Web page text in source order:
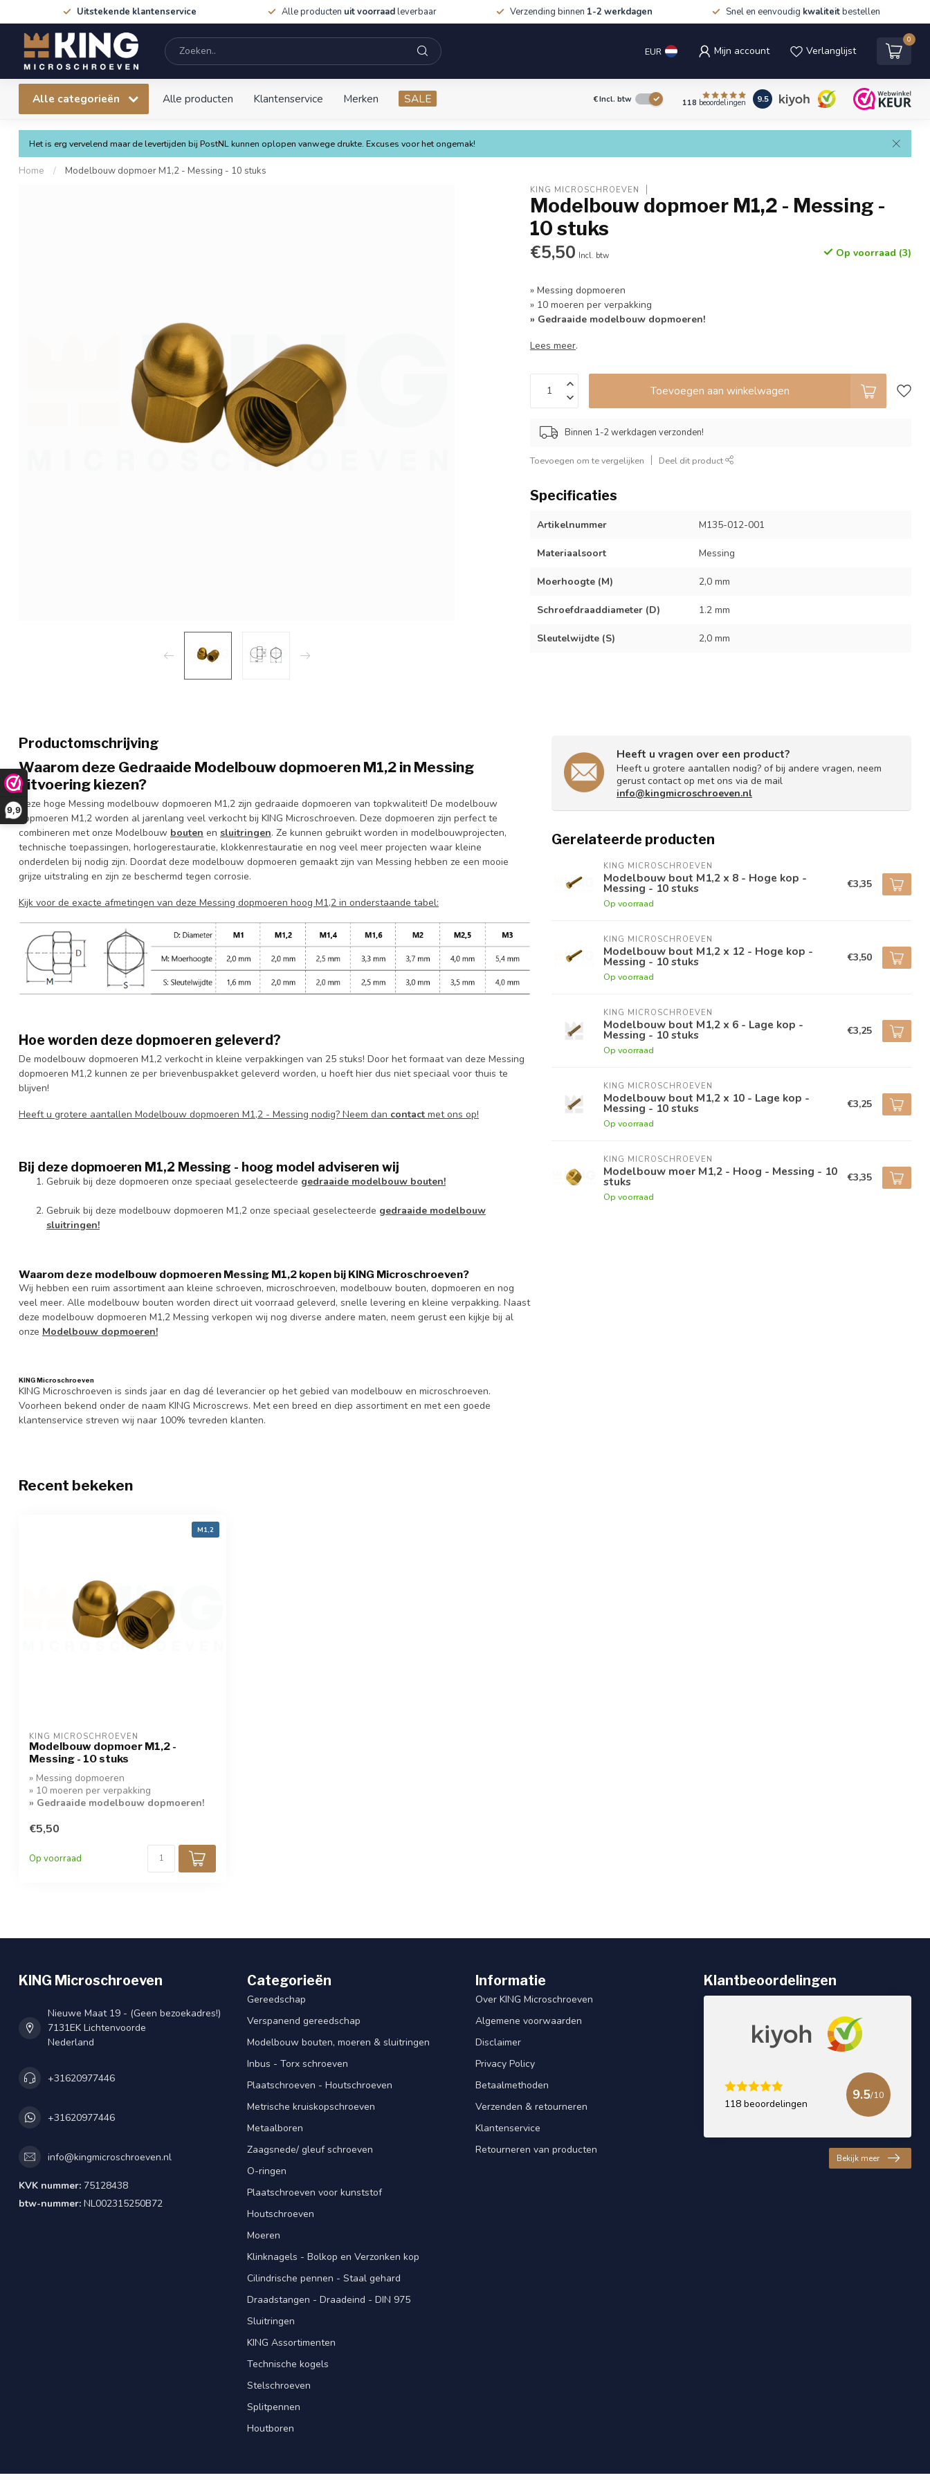
9,9
Uitstekende klantenservice Alle producten uit voorraadleverbaar Verzending binnen 1-2 werkdagen Snel en eenvoudig kwaliteitbestellen
EUR Mijn account Verlanglijst
0
Alle categorieën Alle producten Klantenservice Merken SALE €Incl. btw 118 beoordelingen 9.5
Het is erg vervelend maar de levertijden bij PostNL kunnen oplopen vanwege drukte. Excuses voor het ongemak!
Home / Modelbouw dopmoer M1,2 - Messing - 10 stuks
KING MICROSCHROEVEN
Modelbouw dopmoer M1,2 - Messing -
10 stuks
€5,50 Incl. btw Op voorraad (3)
» Messing dopmoeren
» 10 moeren per verpakking
» Gedraaide modelbouw dopmoeren!
Lees meer.
Toevoegen aan winkelwagen
Binnen 1-2 werkdagen verzonden!
Toevoegen om te vergelijken Deel dit product
Specificaties
Artikelnummer M135-012-001
Materiaalsoort Messing
Moerhoogte (M) 2,0 mm
Schroefdraaddiameter (D) 1.2 mm
Sleutelwijdte (S) 2,0 mm
Productomschrijving
Waarom deze Gedraaide Modelbouw dopmoeren M1,2 in Messing
uitvoering kiezen?
Deze hoge Messing modelbouw dopmoeren M1,2 zijn gedraaide dopmoeren van topkwaliteit! De modelbouw
dopmoeren M1,2 worden al jarenlang veel verkocht bij KING Microschroeven. Deze dopmoeren zijn perfect te
combineren met onze Modelbouw bouten en sluitringen. Ze kunnen gebruikt worden in modelbouwprojecten,
technische toepassingen, horlogerestauratie, klokkenrestauratie en nog veel meer projecten waar kleine
onderdelen bij nodig zijn. Doordat deze modelbouw dopmoeren gemaakt zijn van Messing hebben ze een mooie
grijze uitstraling en zijn ze beschermd tegen corrosie.
Kijk voor de exacte afmetingen van deze Messing dopmoeren hoog M1,2 in onderstaande tabel:
Hoe worden deze dopmoeren geleverd?
De modelbouw dopmoeren M1,2 verkocht in kleine verpakkingen van 25 stuks! Door het formaat van deze Messing
dopmoeren M1,2 kunnen ze per brievenbuspakket geleverd worden, u hoeft hier dus niet speciaal voor thuis te
blijven!
Heeft u grotere aantallen Modelbouw dopmoeren M1,2 - Messing nodig? Neem dan contact met ons op!
Bij deze dopmoeren M1,2 Messing - hoog model adviseren wij
Gebruik bij deze dopmoeren onze speciaal geselecteerde gedraaide modelbouw bouten!
Gebruik bij deze modelbouw dopmoeren M1,2 onze speciaal geselecteerde gedraaide modelbouw
sluitringen!
Waarom deze modelbouw dopmoeren Messing M1,2 kopen bij KING Microschroeven?
Wij hebben een ruim assortiment aan kleine schroeven, microschroeven, modelbouw bouten, dopmoeren en nog
veel meer. Alle modelbouw bouten worden direct uit voorraad geleverd, snelle levering en kleine verpakking. Naast
deze modelbouw dopmoeren M1,2 Messing verkopen wij nog diverse andere maten, neem gerust een kijkje bij al
onze Modelbouw dopmoeren!
KING Microschroeven
KING Microschroeven is sinds jaar en dag dé leverancier op het gebied van modelbouw en microschroeven.
Voorheen bekend onder de naam KING Microscrews. Met een breed en diep assortiment en met een goede
klantenservice streven wij naar 100% tevreden klanten.
Heeft u vragen over een product?
Heeft u grotere aantallen nodig? of bij andere vragen, neem
gerust contact op met ons via de mail
info@kingmicroschroeven.nl
Gerelateerde producten
KING MICROSCHROEVEN
Modelbouw bout M1,2 x 8 - Hoge kop -
Messing - 10 stuks
Op voorraad
€3,35
KING MICROSCHROEVEN
Modelbouw bout M1,2 x 12 - Hoge kop -
Messing - 10 stuks
Op voorraad
€3,50
KING MICROSCHROEVEN
Modelbouw bout M1,2 x 6 - Lage kop -
Messing - 10 stuks
Op voorraad
€3,25
KING MICROSCHROEVEN
Modelbouw bout M1,2 x 10 - Lage kop -
Messing - 10 stuks
Op voorraad
€3,25
KING MICROSCHROEVEN
Modelbouw moer M1,2 - Hoog - Messing - 10
stuks
Op voorraad
€3,35
Recent bekeken
M1,2
KING MICROSCHROEVEN
Modelbouw dopmoer M1,2 -
Messing - 10 stuks
» Messing dopmoeren
» 10 moeren per verpakking
» Gedraaide modelbouw dopmoeren!
€5,50
Op voorraad
KING Microschroeven
Nieuwe Maat 19 - (Geen bezoekadres!)
7131EK Lichtenvoorde
Nederland
+31620977446
+31620977446
info@kingmicroschroeven.nl
KVK nummer: 75128438
btw-nummer: NL002315250B72
Categorieën
Gereedschap
Verspanend gereedschap
Modelbouw bouten, moeren & sluitringen
Inbus - Torx schroeven
Plaatschroeven - Houtschroeven
Metrische kruiskopschroeven
Metaalboren
Zaagsnede/ gleuf schroeven
O-ringen
Plaatschroeven voor kunststof
Houtschroeven
Moeren
Klinknagels - Bolkop en Verzonken kop
Cilindrische pennen - Staal gehard
Draadstangen - Draadeind - DIN 975
Sluitringen
KING Assortimenten
Technische kogels
Stelschroeven
Splitpennen
Houtboren
Informatie
Over KING Microschroeven
Algemene voorwaarden
Disclaimer
Privacy Policy
Betaalmethoden
Verzenden & retourneren
Klantenservice
Retourneren van producten
Klantbeoordelingen
118 beoordelingen
9.5/10
Bekijk meer